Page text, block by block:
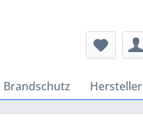
Brandschutz Hersteller